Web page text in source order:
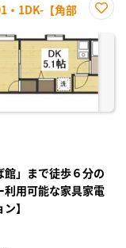
・1DK-【角部
に入
り登
録
館」まで徒歩６分の
用可能な家具家電
】